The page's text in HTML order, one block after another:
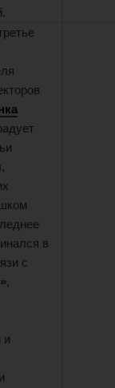
в
с
,
и